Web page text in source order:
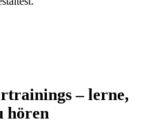
– lerne,
hören